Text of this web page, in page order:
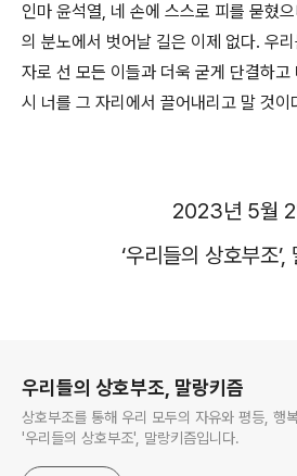
인마 윤석열, 네 손에 스스로 피를 묻혔
의 분노에서 벗어날 길은 이제 없다. 우
자로 선 모든 이들과 더욱 굳게 단결하
시 너를 그 자리에서 끌어내리고 말 것이
2023년 5월 2
‘우리들의 상호부조’,
우리들의 상호부조, 말랑키즘
상호부조를 통해 우리 모두의 자유와 평등, 행
'우리들의 상호부조', 말랑키즘입니다.